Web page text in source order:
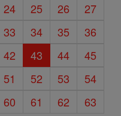
24 25 26
27
33 34 35
36
42 43 44
45
51 52 53
54
60 61 62
63